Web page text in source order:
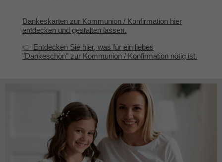
Dankeskarten zur Kommunion / Konfirmation hier
entdecken und gestalten lassen.
👉 Entdecken Sie hier, was für ein liebes
"Dankeschön" zur Kommunion / Konfirmation nötig ist.